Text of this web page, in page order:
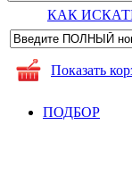
КАК
Показать
ПОДБОР